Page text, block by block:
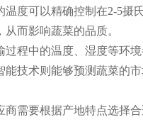
度可以精确控制在2-5摄
而影响蔬菜的品质。
过程中的温度、湿度等环
能技术则能够预测蔬菜的
商需要根据产地特点选择